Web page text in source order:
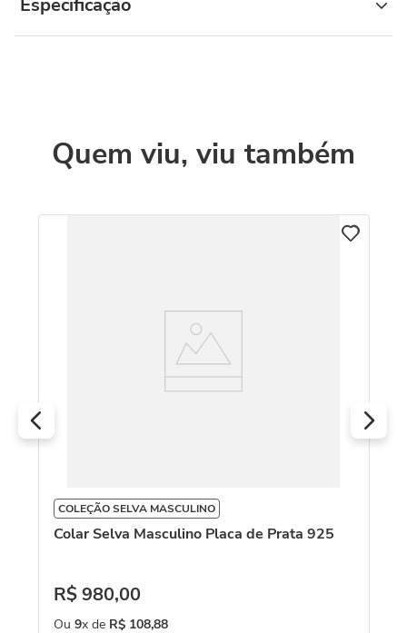
Especificação
Quem viu, viu também
COLEÇÃO SELVA MASCULINO
Colar Selva Masculino Placa de Prata 925
R$ 980,00
Ou 9x de R$ 108,88